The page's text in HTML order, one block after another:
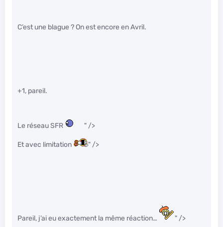
C’est une blague ? On est encore en Avril.
+1, pareil.
Le réseau SFR " />
Et avec limitation " />
Pareil, j’ai eu exactement la même réaction… " />